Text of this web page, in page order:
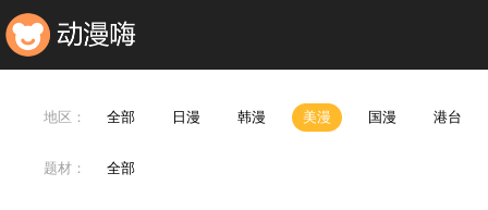
地区： 全部 日漫 韩漫 美漫 国漫 港台
题材： 全部